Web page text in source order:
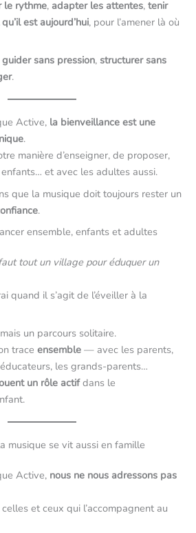
le rythme, adapter les attentes, tenir
est aujourd’hui, pour l’amener là où
guider sans pression, structurer sans
.
Active, la bienveillance est une
.
manière d’enseigner, de proposer,
et avec les adultes aussi.
que la musique doit toujours rester un
.
ensemble, enfants et adultes
tout un village pour éduquer un
quand il s’agit de l’éveiller à la
un parcours solitaire.
trace ensemble — avec les parents,
les grands-parents…
un rôle actifdans le
musique se vit aussi en famille
Active, nous ne nous adressons pas
et ceux qui l’accompagnent au